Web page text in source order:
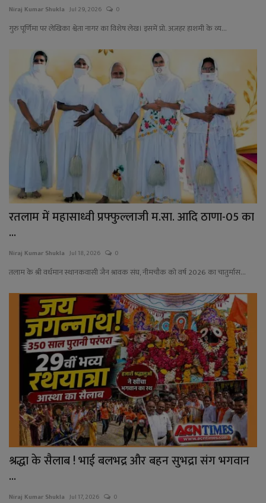
Niraj Kumar Shukla Jul 29, 2026 0
गुरु पूर्णिमा पर लेखिका श्वेता नागर का विशेष लेख। इसमें प्रो. अज़हर हाशमी के व्य...
रतलाम में महासाध्वी प्रफ्फुल्लाजी म.सा. आदि ठाणा-05 का
...
Niraj Kumar Shukla Jul 18, 2026 0
तलाम के श्री वर्धमान स्थानकवासी जैन श्रावक संघ, नीमचौक को वर्ष 2026 का चातुर्मास...
श्रद्धा के सैलाब ! भाई बलभद्र और बहन सुभद्रा संग भगवान
...
Niraj Kumar Shukla Jul 17, 2026 0